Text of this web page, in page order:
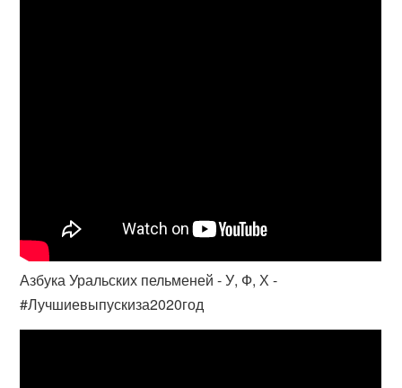
Азбука Уральских пельменей - У, Ф, Х -
#Лучшиевыпускиза2020год